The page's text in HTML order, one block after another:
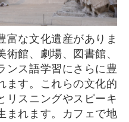
館、劇場、図書館、
ンス語学習にさらに豊
ます。これらの文化的
リスニングやスピーキ
まれます。カフェで地